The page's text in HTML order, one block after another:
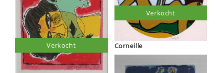
Verkocht Corneille
Verkocht